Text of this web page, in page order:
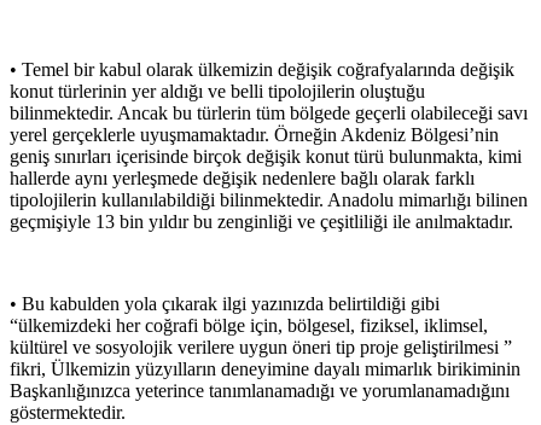
• Temel bir kabul olarak ülkemizin değişik coğrafyalarında değişik
konut türlerinin yer aldığı ve belli tipolojilerin oluştuğu
bilinmektedir. Ancak bu türlerin tüm bölgede geçerli olabileceği savı
yerel gerçeklerle uyuşmamaktadır. Örneğin Akdeniz Bölgesi’nin
geniş sınırları içerisinde birçok değişik konut türü bulunmakta, kimi
hallerde aynı yerleşmede değişik nedenlere bağlı olarak farklı
tipolojilerin kullanılabildiği bilinmektedir. Anadolu mimarlığı bilinen
geçmişiyle 13 bin yıldır bu zenginliği ve çeşitliliği ile anılmaktadır.
• Bu kabulden yola çıkarak ilgi yazınızda belirtildiği gibi
“ülkemizdeki her coğrafi bölge için, bölgesel, fiziksel, iklimsel,
kültürel ve sosyolojik verilere uygun öneri tip proje geliştirilmesi ”
fikri, Ülkemizin yüzyılların deneyimine dayalı mimarlık birikiminin
Başkanlığınızca yeterince tanımlanamadığı ve yorumlanamadığını
göstermektedir.